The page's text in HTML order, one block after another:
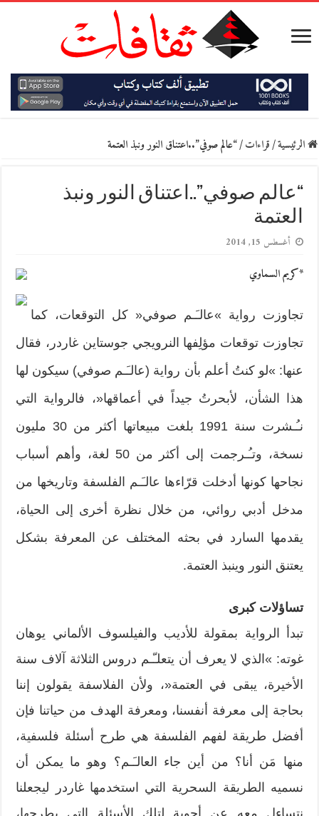
الرئيسية/قراءات/“عالم صوفي”..اعتناق النور ونبذ العتمة
“عالم صوفي”..اعتناق النور ونبذ
العتمة
أغسطس 15, 2014
*كريم السماوي
تجاوزت رواية »عالـَـم صوفي« كل التوقعات، كما
تجاوزت توقعات مؤلِفها النرويجي جوستاين غاردر، فقال
عنها: »لو كنتُ أعلم بأن رواية (عالـَـم صوفي) سيكون لها
هذا الشأن، لأبحرتُ جيداً في أعماقها«، فالرواية التي
نـُـشرت سنة 1991 بلغت مبيعاتها أكثر من 30 مليون
نسخة، وتـُـرجمت إلى أكثر من 50 لغة، وأهم أسباب
نجاحها كونها أدخلت قرّاءها عالـَـم الفلسفة وتاريخها من
مدخل أدبي روائي، من خلال نظرة أخرى إلى الحياة،
يقدمها السارد في بحثه المختلف عن المعرفة بشكل
يعتنق النور وينبذ العتمة.
تساؤلات كبرى
تبدأ الرواية بمقولة للأديب والفيلسوف الألماني يوهان
غوته: »الذي لا يعرف أن يتعلـّـم دروس الثلاثة آلاف سنة
الأخيرة، يبقى في العتمة«، ولأن الفلاسفة يقولون إننا
بحاجة إلى معرفة أنفسنا، ومعرفة الهدف من حياتنا فإن
أفضل طريقة لفهم الفلسفة هي طرح أسئلة فلسفية،
منها مَن أنا؟ من أين جاء العالـَـم؟ وهو ما يمكن أن
نسميه الطريقة السحرية التي استخدمها غاردر ليجعلنا
نتساءل معه عن أجوبة لتلك الأسئلة التي يطرحها،